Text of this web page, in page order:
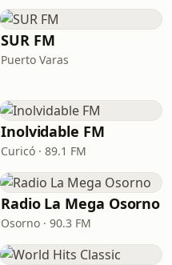
SUR FM
Puerto Varas
Inolvidable FM
Curicó · 89.1 FM
Radio La Mega Osorno
Osorno · 90.3 FM